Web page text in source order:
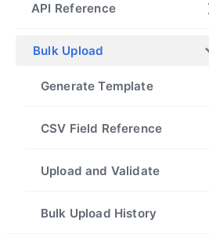
API Reference
Bulk Upload
Generate Template
CSV Field Reference
Upload and Validate
Bulk Upload History